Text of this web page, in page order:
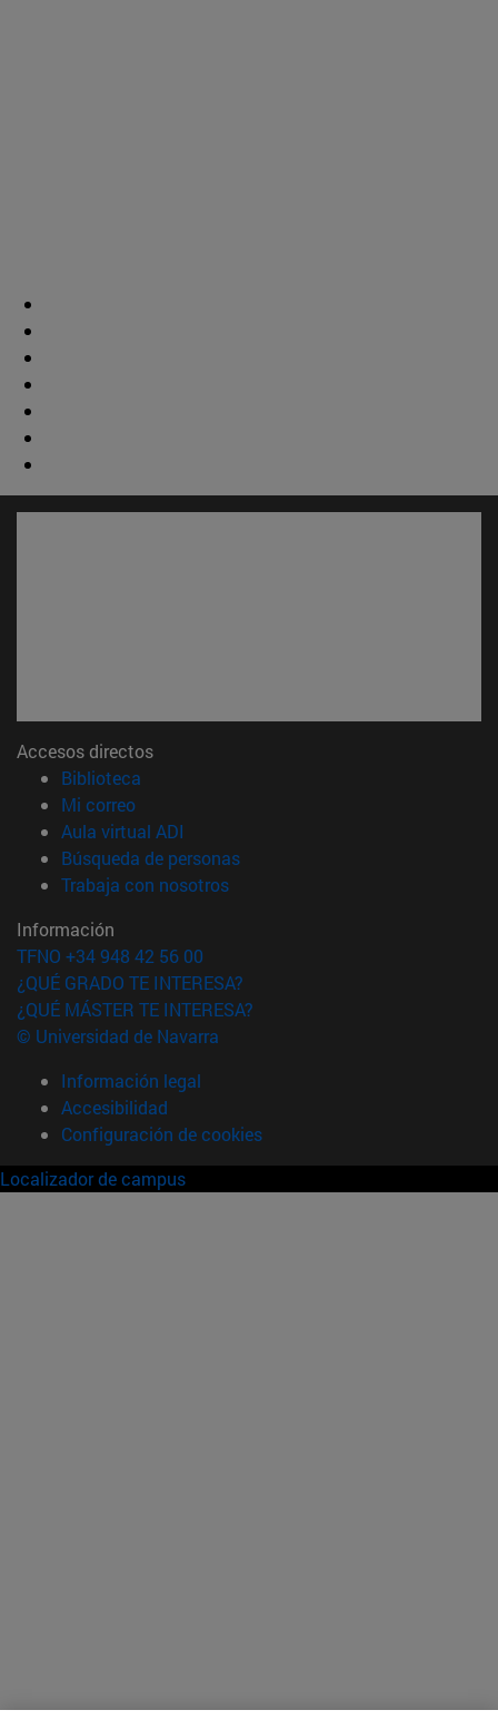
Accesos directos
Biblioteca
Mi correo(abre en nueva ventana)
Aula virtual ADI
Búsqueda de personas(abre en nueva ventana)
Trabaja con nosotros(abre en nueva ventana)
Información
TFNO +34 948 42 56 00
¿QUÉ GRADO TE INTERESA?
¿QUÉ MÁSTER TE INTERESA?
© Universidad de Navarra
Información legal
Accesibilidad
Configuración de cookies
Localizador de campus